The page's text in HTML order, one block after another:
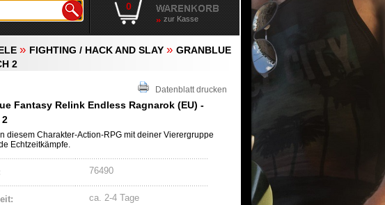
0
zur Kasse
» FIGHTING / HACK AND SLAY » GRANBLUE
2
Datenblatt drucken
Fantasy Relink Endless Ragnarok (EU) -
2
diesem Charakter-Action-RPG mit deiner Vierergruppe
Echtzeitkämpfe.
76490
ca. 2-4 Tage